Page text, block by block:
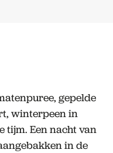
gepelde
winterpeen in
tijm. Een nacht van
in de